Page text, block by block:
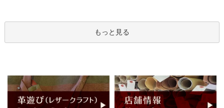
もっと見る